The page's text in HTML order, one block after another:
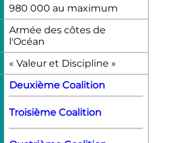
980 000 au maximum
Armée des côtes de
l'Océan
« Valeur et Discipline »
Deuxième Coalition
Troisième Coalition